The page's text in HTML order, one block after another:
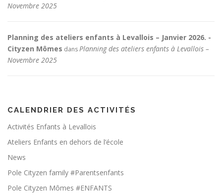
Novembre 2025
Planning des ateliers enfants à Levallois – Janvier 2026. -
Cityzen Mômes dansPlanning des ateliers enfants à Levallois –
Novembre 2025
CALENDRIER DES ACTIVITÉS
Activités Enfants à Levallois
Ateliers Enfants en dehors de l’école
News
Pole Cityzen family #Parentsenfants
Pole Cityzen Mômes #ENFANTS